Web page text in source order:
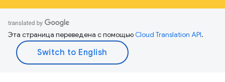
Эта страница переведена с помощьюCloud Translation API.